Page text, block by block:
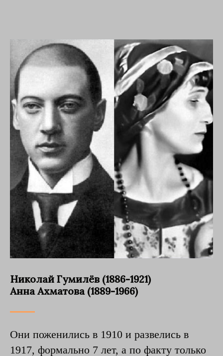
Николай Гумилёв (1886-1921)
Анна Ахматова (1889-1966)
Они поженились в 1910 и развелись в
1917, формально 7 лет, а по факту только